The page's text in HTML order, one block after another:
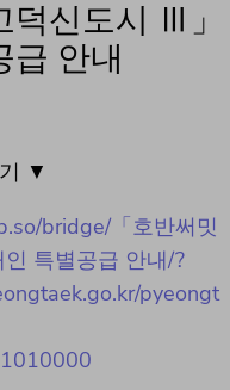
덕신도시 Ⅲ」
급 안내
▼
bridge/「호반써밋
특별공급 안내/?
pyeongt